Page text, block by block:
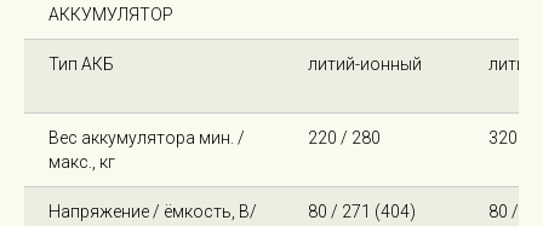
АККУМУЛЯТОР
Тип АКБ литий-ионный
Вес аккумулятора мин. /
макс., кг
220 / 280 320 /
Напряжение / ёмкость, В/ 80 / 271 (404) 80 /